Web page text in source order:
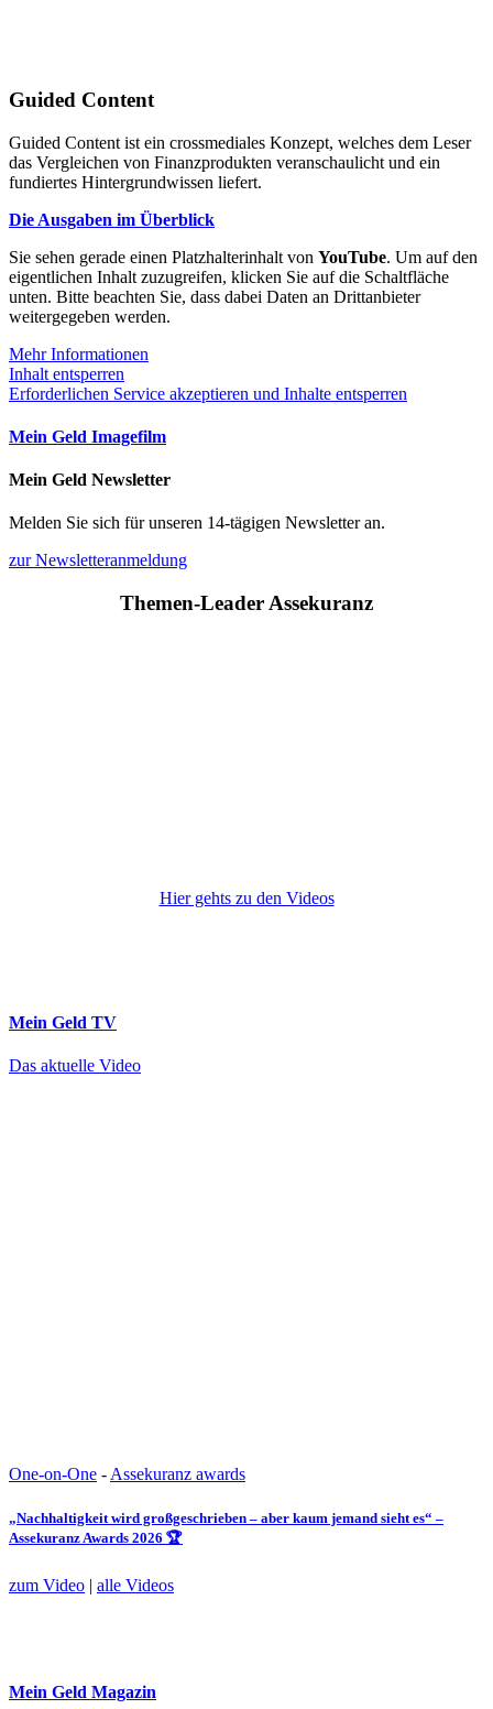
Guided Content
Guided Content ist ein crossmediales Konzept, welches dem Leser
das Vergleichen von Finanzprodukten veranschaulicht und ein
fundiertes Hintergrundwissen liefert.
Die Ausgaben im Überblick
Sie sehen gerade einen Platzhalterinhalt von YouTube. Um auf den
eigentlichen Inhalt zuzugreifen, klicken Sie auf die Schaltfläche
unten. Bitte beachten Sie, dass dabei Daten an Drittanbieter
weitergegeben werden.
Mehr Informationen
Inhalt entsperren
Erforderlichen Service akzeptieren und Inhalte entsperren
Mein Geld Imagefilm
Mein Geld Newsletter
Melden Sie sich für unseren 14-tägigen Newsletter an.
zur Newsletteranmeldung
Themen-Leader Assekuranz
Hier gehts zu den Videos
Mein Geld TV
Das aktuelle Video
One-on-One -Assekuranz awards
„Nachhaltigkeit wird großgeschrieben – aber kaum jemand sieht es“ –
Assekuranz Awards 2026 🏆
zum Video | alle Videos
Mein Geld Magazin